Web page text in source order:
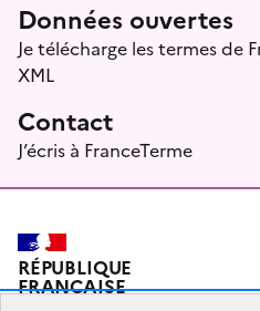
Données ouvertes
Je télécharge les termes de
XML
Contact
J’écris à FranceTerme
RÉPUBLIQUE
FRANÇAISE